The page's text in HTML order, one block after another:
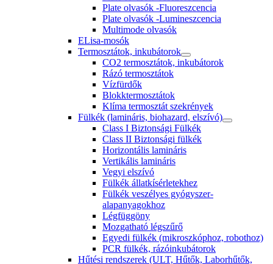
Plate olvasók -Fluoreszcencia
Plate olvasók -Lumineszcencia
Multimode olvasók
ELisa-mosók
Termosztátok, inkubátorok
CO2 termosztátok, inkubátorok
Rázó termosztátok
Vízfürdők
Blokktermosztátok
Klíma termosztát szekrények
Fülkék (lamináris, biohazard, elszívó)
Class I Biztonsági Fülkék
Class II Biztonsági fülkék
Horizontális lamináris
Vertikális lamináris
Vegyi elszívó
Fülkék állatkísérletekhez
Fülkék veszélyes gyógyszer-
alapanyagokhoz
Légfüggöny
Mozgatható légszűrő
Egyedi fülkék (mikroszkóphoz, robothoz)
PCR fülkék, rázóinkubátorok
Hűtési rendszerek (ULT, Hűtők, Laborhűtők,